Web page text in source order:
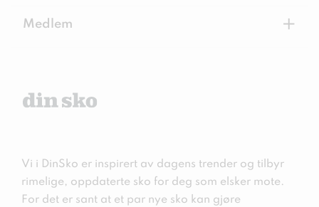
Medlem +
Vi i DinSko er inspirert av dagens trender og tilbyr
rimelige, oppdaterte sko for deg som elsker mote.
For det er sant at et par nye sko kan gjøre